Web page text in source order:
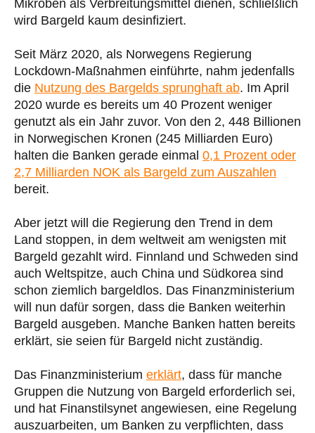
Mikroben als Verbreitungsmittel dienen, schließlich
wird Bargeld kaum desinfiziert.
Seit März 2020, als Norwegens Regierung
Lockdown-Maßnahmen einführte, nahm jedenfalls
die Nutzung des Bargelds sprunghaft ab. Im April
2020 wurde es bereits um 40 Prozent weniger
genutzt als ein Jahr zuvor. Von den 2, 448 Billionen
in Norwegischen Kronen (245 Milliarden Euro)
halten die Banken gerade einmal 0,1 Prozent oder
2,7 Milliarden NOK als Bargeld zum Auszahlen
bereit.
Aber jetzt will die Regierung den Trend in dem
Land stoppen, in dem weltweit am wenigsten mit
Bargeld gezahlt wird. Finnland und Schweden sind
auch Weltspitze, auch China und Südkorea sind
schon ziemlich bargeldlos. Das Finanzministerium
will nun dafür sorgen, dass die Banken weiterhin
Bargeld ausgeben. Manche Banken hatten bereits
erklärt, sie seien für Bargeld nicht zuständig.
Das Finanzministerium erklärt, dass für manche
Gruppen die Nutzung von Bargeld erforderlich sei,
und hat Finanstilsynet angewiesen, eine Regelung
auszuarbeiten, um Banken zu verpflichten, dass